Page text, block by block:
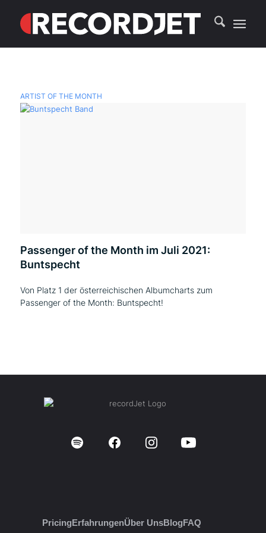
ARTIST OF THE MONTH
Passenger of the Month im Juli 2021:
Buntspecht
Von Platz 1 der österreichischen Albumcharts zum
Passenger of the Month: Buntspecht!
PricingErfahrungenÜber UnsBlogFAQ